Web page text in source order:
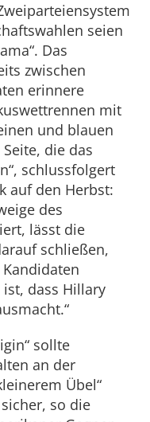
seien
Das
zwischen
erinnere
mit
und blauen
die das
schlussfolgert
auf den Herbst:
des
lässt die
schließen,
dass Hillary
sollte
an der
Übel“
so die